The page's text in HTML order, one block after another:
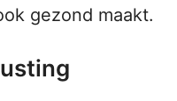
gezond maakt.